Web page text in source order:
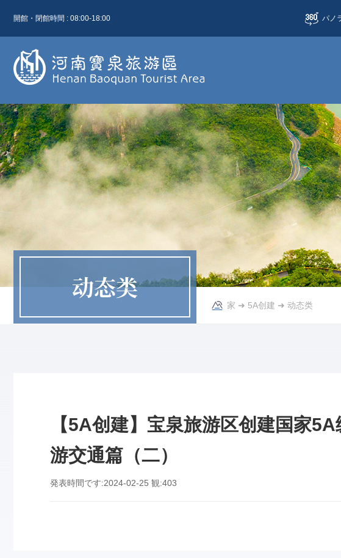
開館・閉館時間 : 08:00-18:00 パノ
动态类
家 ➜ 5A创建 ➜ 动态类
【5A创建】宝泉旅游区创建国家
游交通篇（二）
発表時間です:2024-02-25 観:403